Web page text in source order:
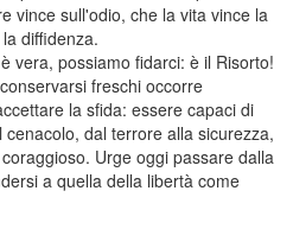
vince sull'odio, che la vita vince la
diffidenza.
vera, possiamo fidarci: è il Risorto!
freschi occorre
la sfida: essere capaci di
dal terrore alla sicurezza,
Urge oggi passare dalla
a quella della libertà come